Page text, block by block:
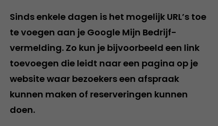
Sinds enkele dagen is het mogelijk URL’s toe
te voegen aan je Google Mijn Bedrijf-
vermelding. Zo kun je bijvoorbeeld een link
toevoegen die leidt naar een pagina op je
website waar bezoekers een afspraak
kunnen maken of reserveringen kunnen
doen.